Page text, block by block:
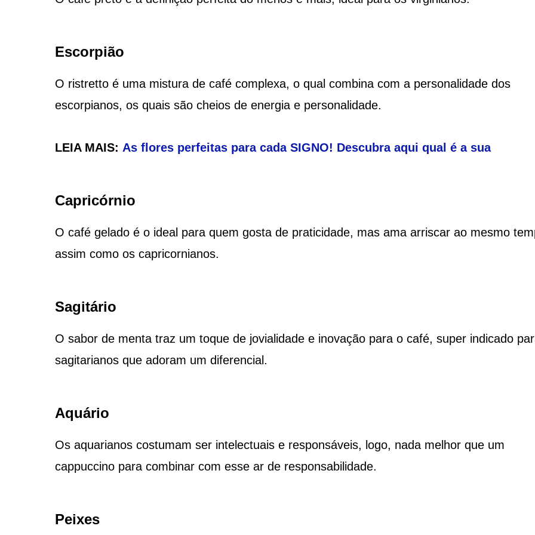
Escorpião
O ristretto é uma mistura de café complexa, o qual combina com a personalidade dos
escorpianos, os quais são cheios de energia e personalidade.
LEIA MAIS: As flores perfeitas para cada SIGNO! Descubra aqui qual é a sua
Capricórnio
O café gelado é o ideal para quem gosta de praticidade, mas ama arriscar ao mesmo
assim como os capricornianos.
Sagitário
O sabor de menta traz um toque de jovialidade e inovação para o café, super indicado
sagitarianos que adoram um diferencial.
Aquário
Os aquarianos costumam ser intelectuais e responsáveis, logo, nada melhor que um
cappuccino para combinar com esse ar de responsabilidade.
Peixes